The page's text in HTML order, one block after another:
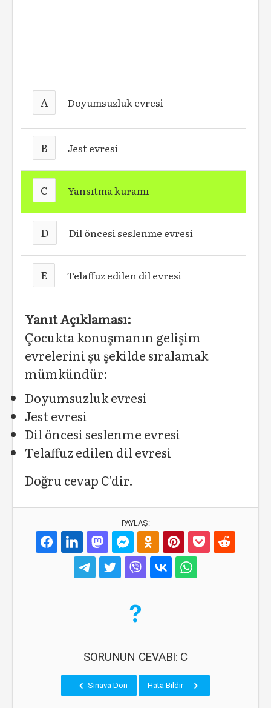
A Doyumsuzluk evresi
B Jest evresi
C Yansıtma kuramı
D Dil öncesi seslenme evresi
E Telaffuz edilen dil evresi
Yanıt Açıklaması:
Çocukta konuşmanın gelişim
evrelerini şu şekilde sıralamak
mümkündür:
Doyumsuzluk evresi
Jest evresi
Dil öncesi seslenme evresi
Telaffuz edilen dil evresi
Doğru cevap C'dir.
PAYLAŞ:
SORUNUN CEVABI: C
Sınava Dön Hata Bildir